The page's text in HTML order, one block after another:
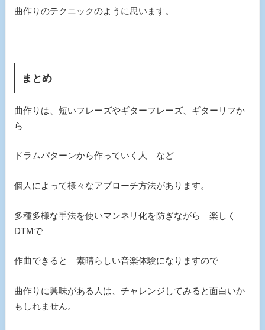
曲作りのテクニックのように思います。
まとめ
曲作りは、短いフレーズやギターフレーズ、ギターリフか
ら
ドラムパターンから作っていく人 など
個人によって様々なアプローチ方法があります。
多種多様な手法を使いマンネリ化を防ぎながら 楽しく
DTMで
作曲できると 素晴らしい音楽体験になりますので
曲作りに興味がある人は、チャレンジしてみると面白いか
もしれません。